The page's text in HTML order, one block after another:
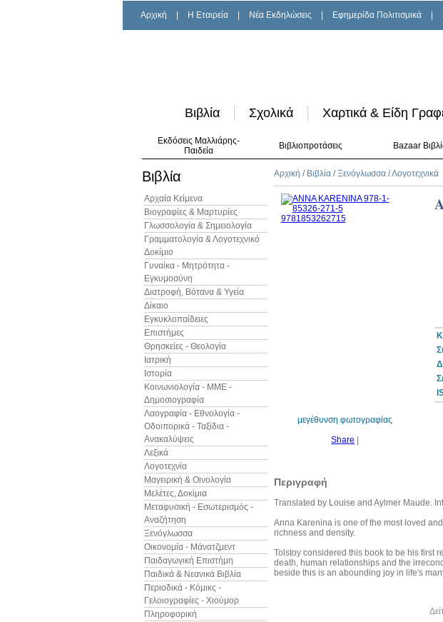
Αρχική H Εταιρεία Νέα Εκδηλώσεις Εφημερίδα Πολιτισμικά
Βιβλία Σχολικά Χαρτικά & Είδη
Εκδόσεις Μαλλιάρης-
Παιδεία
Βιβλιοπροτάσεις Bazaar
Βιβλία
Αρχαία Κείμενα
Βιογραφίες & Μαρτυρίες
Γλωσσολογία & Σημειολογία
Γραμματολογία & Λογοτεχνικό
Δοκίμιο
Γυναίκα - Μητρότητα -
Εγκυμοσύνη
Διατροφή, Βότανα & Υγεία
Δίκαιο
Εγκυκλοπαίδειες
Επιστήμες
Θρησκείες - Θεολογία
Ιατρική
Ιστορία
Κοινωνιολογία - ΜΜΕ -
Δημοσιογραφία
Λαογραφία - Εθνολογία -
Οδοιπορικά - Ταξίδια -
Ανακαλύψεις
Λεξικά
Λογοτεχνία
Μαγειρική & Οινολογία
Μελέτες, Δοκίμια
Μεταφυσική - Εσωτερισμός -
Αναζήτηση
Ξενόγλωσσα
Οικονομία - Μάνατζμεντ
Παιδαγωγική Επιστήμη
Παιδικά & Νεανικά Βιβλία
Περιοδικά - Κόμικς -
Γελοιογραφίες - Χιούμορ
Πληροφορική
Αρχική / Βιβλία /Ξενόγλωσσα /Λογοτεχνικά
μεγέθυνση φωτογραφίας
Share
Περιγραφή
Translated by Louise and Aylmer Maude.
Anna Karenina is one of the most loved
richness and density.
Tolstoy considered this book to be his first
death, human relationships and the
beside this is an abounding joy in life's